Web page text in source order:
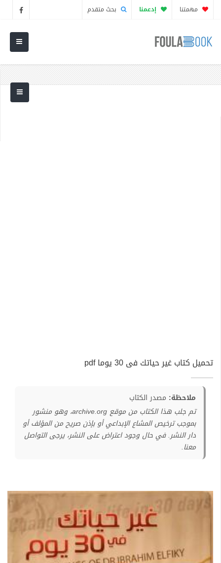
مهمتنا إدعمنا بحث متقدم
تحميل كتاب غير حياتك فى 30 يوما pdf
ملاحظة: مصدر الكتاب
تم جلب هذا الكتاب من موقع archive.org، وهو منشور
بموجب ترخيص المشاع الإبداعي أو بإذن صريح من المؤلف أو
دار النشر. في حال وجود اعتراض على النشر، يرجى التواصل
معنا.